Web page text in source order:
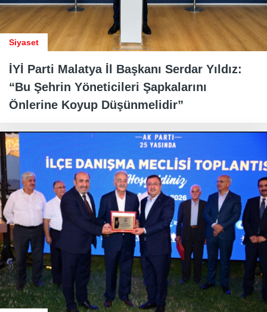
Siyaset
İYİ Parti Malatya İl Başkanı Serdar Yıldız:
“Bu Şehrin Yöneticileri Şapkalarını
Önlerine Koyup Düşünmelidir”